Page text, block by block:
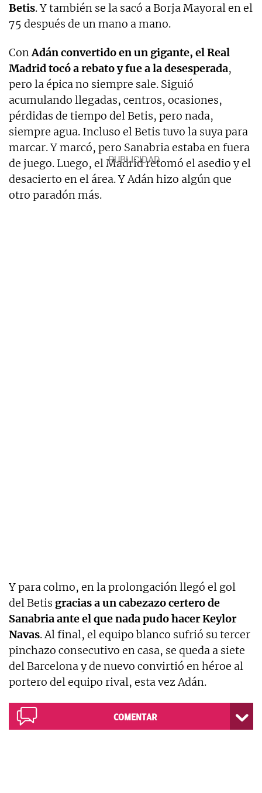
Betis. Y también se la sacó a Borja Mayoral en el
75 después de un mano a mano.
ConAdán convertido en un gigante, el Real
Madrid tocó a rebato y fue a la desesperada,
pero la épica no siempre sale. Siguió
acumulando llegadas, centros, ocasiones,
pérdidas de tiempo del Betis, pero nada,
siempre agua. Incluso el Betis tuvo la suya para
marcar. Y marcó, pero Sanabria estaba en fuera
de juego. Luego, el Madrid retomó el asedio y el
desacierto en el área. Y Adán hizo algún que
otro paradón más.
Y para colmo, en la prolongación llegó el gol
del Betis gracias a un cabezazo certero de
Sanabria ante el que nada pudo hacer Keylor
Navas. Al final, el equipo blanco sufrió su tercer
pinchazo consecutivo en casa, se queda a siete
del Barcelona y de nuevo convirtió en héroe al
portero del equipo rival, esta vez Adán.
COMENTAR